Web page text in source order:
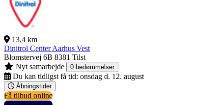
13,4 km
Dinitrol Center Aarhus Vest
Blomstervej 6B 8381 Tilst
Nyt samarbejde
0 bedømmelser
Du kan tidligst få tid: onsdag d. 12. august
Åbningstider
Få tilbud online